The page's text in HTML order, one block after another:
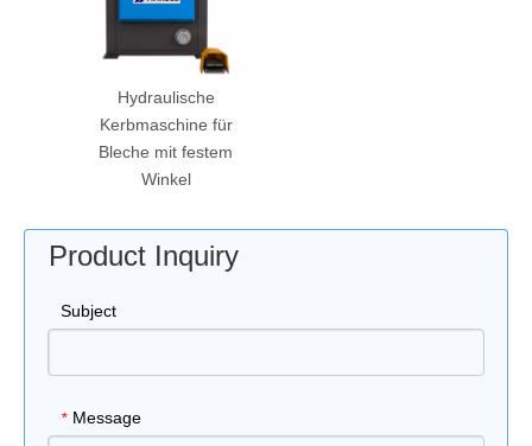
Hydraulische
Kerbmaschine für
Bleche mit festem
Winkel
Product Inquiry
Subject
* Message